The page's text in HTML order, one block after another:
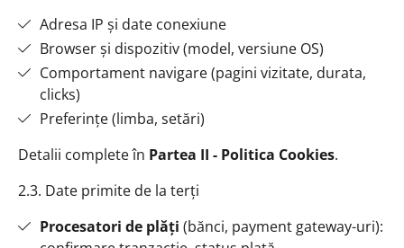
Adresa IP și date conexiune
Browser și dispozitiv (model, versiune OS)
Comportament navigare (pagini vizitate, durata,
clicks)
Preferințe (limba, setări)
Detalii complete în Partea II - Politica Cookies.
2.3. Date primite de la terți
Procesatori de plăți (bănci, payment gateway-uri):